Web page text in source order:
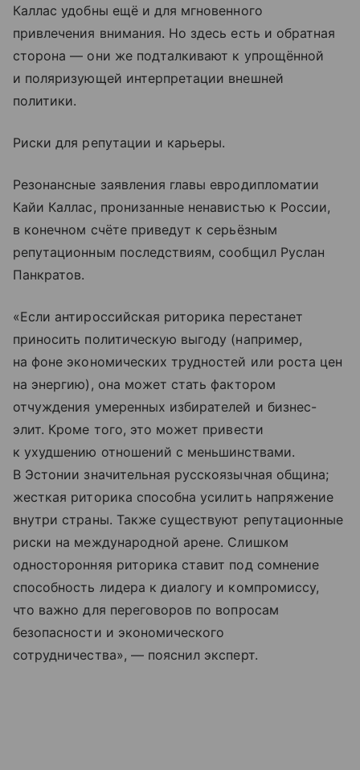
Каллас удобны ещё и для мгновенного
привлечения внимания. Но здесь есть и обратная
сторона — они же подталкивают к упрощённой
и поляризующей интерпретации внешней
политики.
Риски для репутации и карьеры.
Резонансные заявления главы евродипломатии
Кайи Каллас, пронизанные ненавистью к России,
в конечном счёте приведут к серьёзным
репутационным последствиям, сообщил Руслан
Панкратов.
«Если антироссийская риторика перестанет
приносить политическую выгоду (например,
на фоне экономических трудностей или роста цен
на энергию), она может стать фактором
отчуждения умеренных избирателей и бизнес-
элит. Кроме того, это может привести
к ухудшению отношений с меньшинствами.
В Эстонии значительная русскоязычная община;
жесткая риторика способна усилить напряжение
внутри страны. Также существуют репутационные
риски на международной арене. Слишком
односторонняя риторика ставит под сомнение
способность лидера к диалогу и компромиссу,
что важно для переговоров по вопросам
безопасности и экономического
сотрудничества», — пояснил эксперт.